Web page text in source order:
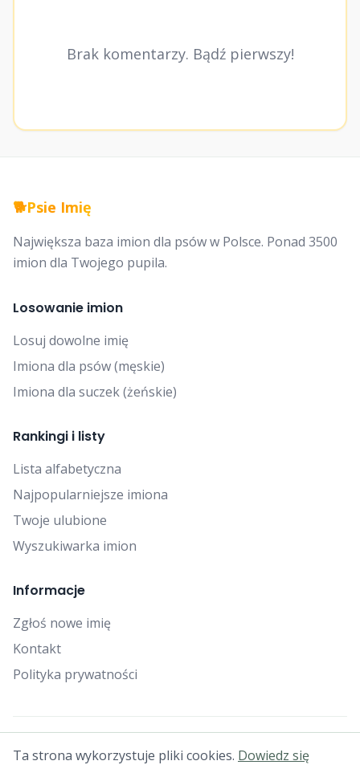
Brak komentarzy. Bądź pierwszy!
🐕Psie Imię
Największa baza imion dla psów w Polsce. Ponad 3500
imion dla Twojego pupila.
Losowanie imion
Losuj dowolne imię
Imiona dla psów (męskie)
Imiona dla suczek (żeńskie)
Rankingi i listy
Lista alfabetyczna
Najpopularniejsze imiona
Twoje ulubione
Wyszukiwarka imion
Informacje
Zgłoś nowe imię
Kontakt
Polityka prywatności
© 2025 Falcon Bytes. Wszelkie prawa zastrzeżone.
Ta strona wykorzystuje pliki cookies. Dowiedz się